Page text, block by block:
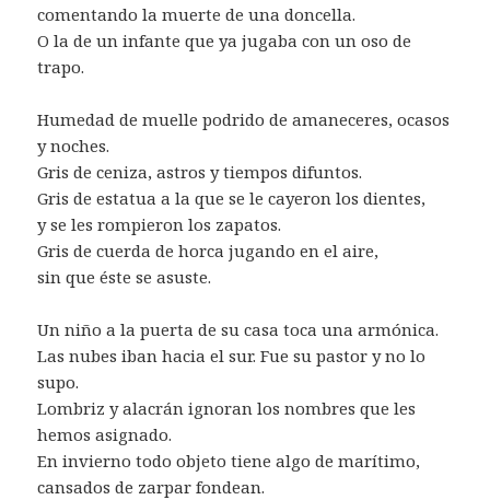
comentando la muerte de una doncella.
O la de un infante que ya jugaba con un oso de
trapo.
Humedad de muelle podrido de amaneceres, ocasos
y noches.
Gris de ceniza, astros y tiempos difuntos.
Gris de estatua a la que se le cayeron los dientes,
y se les rompieron los zapatos.
Gris de cuerda de horca jugando en el aire,
sin que éste se asuste.
Un niño a la puerta de su casa toca una armónica.
Las nubes iban hacia el sur. Fue su pastor y no lo
supo.
Lombriz y alacrán ignoran los nombres que les
hemos asignado.
En invierno todo objeto tiene algo de marítimo,
cansados de zarpar fondean.